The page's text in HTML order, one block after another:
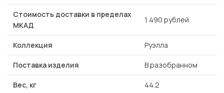
Стоимость доставки в пределах
МКАД
1 490 рублей
Коллекция Руэлла
Поставка изделия В разобранном
Вес, кг 44.2